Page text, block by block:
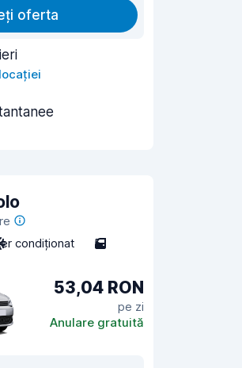
oferta
condiționat 5
53,04 RON
pe zi
Anulare gratuită